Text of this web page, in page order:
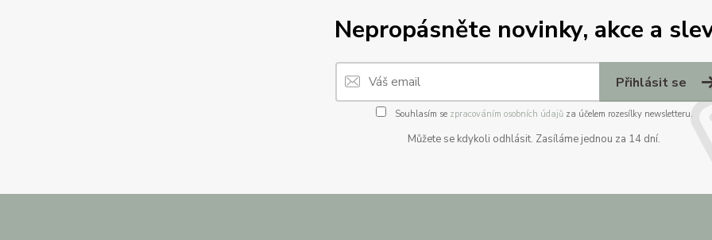
Nepropásněte novinky, akce a
Přihlásit se
Souhlasím se zpracováním osobních údajůza účelem rozesílky newsletteru.
Můžete se kdykoli odhlásit. Zasíláme jednou za 14 dní.